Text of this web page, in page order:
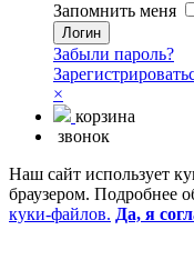
Запомнить меня
Забыли пароль?
×
корзина
звонок
Наш сайт использует
браузером. Подробнее
куки-файлов. Да, я